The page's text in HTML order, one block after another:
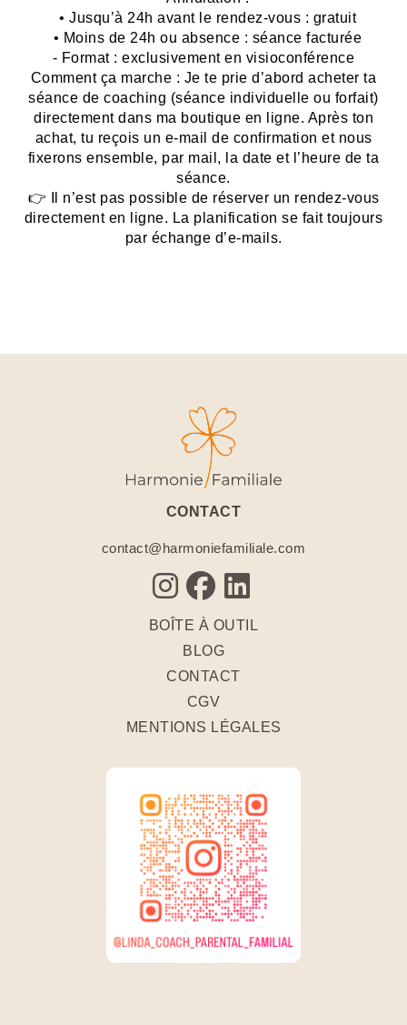
• Jusqu’à 24h avant le rendez-vous : gratuit
• Moins de 24h ou absence : séance facturée
- Format : exclusivement en visioconférence
Comment ça marche : Je te prie d’abord acheter ta
séance de coaching (séance individuelle ou forfait)
directement dans ma boutique en ligne. Après ton
achat, tu reçois un e-mail de confirmation et nous
fixerons ensemble, par mail, la date et l’heure de ta
séance.
👉 Il n’est pas possible de réserver un rendez-vous
directement en ligne. La planification se fait toujours
par échange d’e-mails.
CONTACT
contact@harmoniefamiliale.com
BOÎTE À OUTIL
BLOG
CONTACT
CGV
MENTIONS LÉGALES